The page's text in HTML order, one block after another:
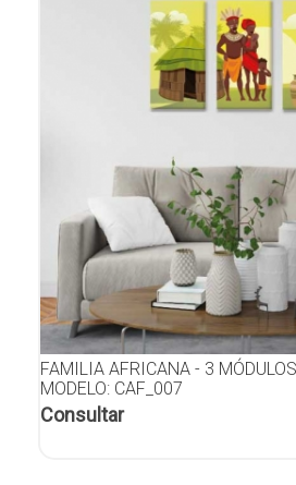
FAMILIA AFRICANA - 3
MODELO: CAF_007
Consultar